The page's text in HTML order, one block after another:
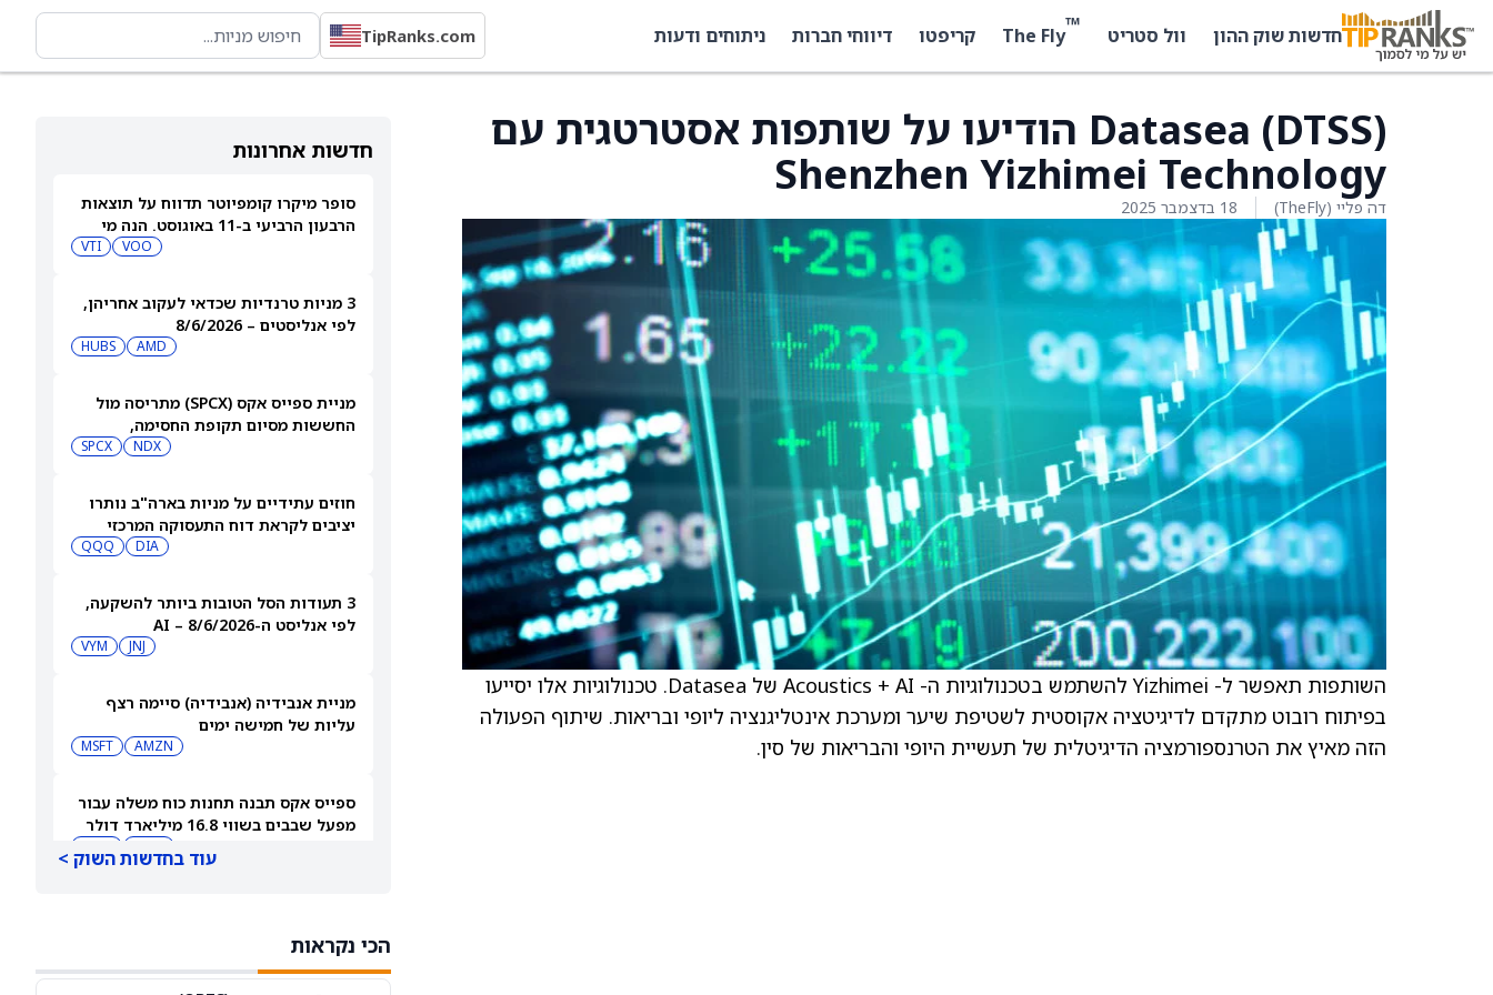
חדשות שוק ההון וול סטריט ™
The Fly קריפטו דיווחי חברות ניתוחים ודעות TipRanks.com
חדשות אחרונות
סופר מיקרו קומפיוטר תדווח על תוצאות
הרבעון הרביעי ב-11 באוגוסט. הנה מי
VOO
VTI
3 מניות טרנדיות שכדאי לעקוב אחריהן,
לפי אנליסטים – 8/6/2026
AMD
HUBS
מניית ספייס אקס (SPCX) מתריסה מול
החששות מסיום תקופת החסימה,
NDX
SPCX
חוזים עתידיים על מניות בארה"ב נותרו
יציבים לקראת דוח התעסוקה המרכזי
DIA
QQQ
3 תעודות הסל הטובות ביותר להשקעה,
לפי אנליסט ה-AI – 8/6/2026
JNJ
VYM
מניית אנבידיה (אנבידיה) סיימה רצף
עליות של חמישה ימים
AMZN
MSFT
ספייס אקס תבנה תחנות כוח משלה עבור
מפעל שבבים בשווי 16.8 מיליארד דולר
מהלך ה-AI inference שלה
עוד בחדשות השוק >
הכי נקראות
Datasea (DTSS) הודיעו על שותפות אסטרטגית עם
Shenzhen Yizhimei Technology
דה פליי (TheFly) 18 בדצמבר 2025
השותפות תאפשר ל- Yizhimei להשתמש בטכנולוגיות ה- Acoustics + AI של Datasea. טכנולוגיות אלו יסייעו
בפיתוח רובוט מתקדם לדיגיטציה אקוסטית לשטיפת שיער ומערכת אינטליגנציה ליופי ובריאות. שיתוף הפעולה
הזה מאיץ את הטרנספורמציה הדיגיטלית של תעשיית היופי והבריאות של סין.